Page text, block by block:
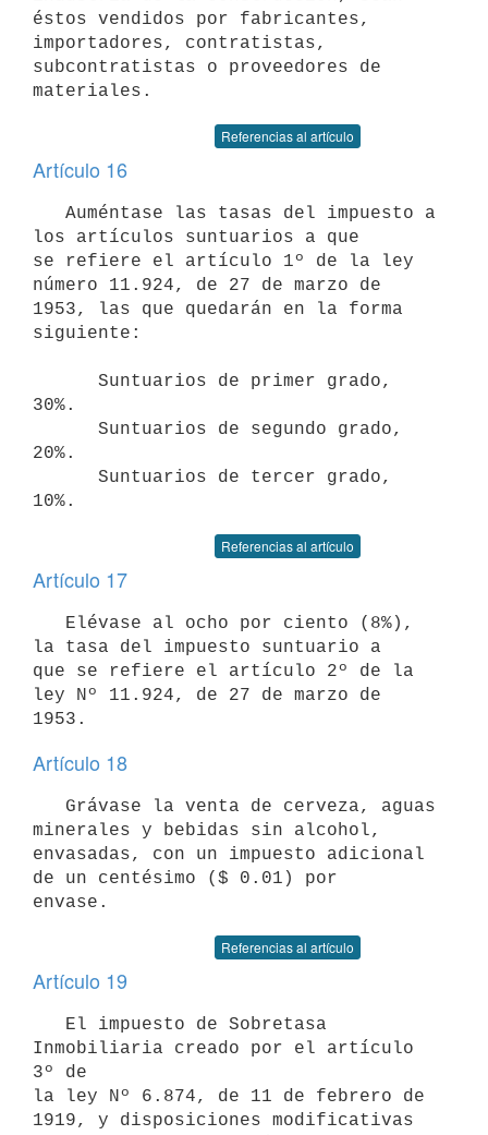
éstos vendidos por fabricantes,
importadores, contratistas,
subcontratistas o proveedores de
materiales.
Referencias al artículo
Artículo 16
los artículos suntuarios a que
se refiere el artículo 1º de la ley
número 11.924, de 27 de marzo de
1953, las que quedarán en la forma
siguiente:
30%.
20%.
10%.
Referencias al artículo
Artículo 17
la tasa del impuesto suntuario a
que se refiere el artículo 2º de la
ley Nº 11.924, de 27 de marzo de
1953.
Artículo 18
minerales y bebidas sin alcohol,
envasadas, con un impuesto adicional
de un centésimo ($ 0.01) por
envase.
Referencias al artículo
Artículo 19
Inmobiliaria creado por el artículo
3º de
la ley Nº 6.874, de 11 de febrero de
1919, y disposiciones modificativas